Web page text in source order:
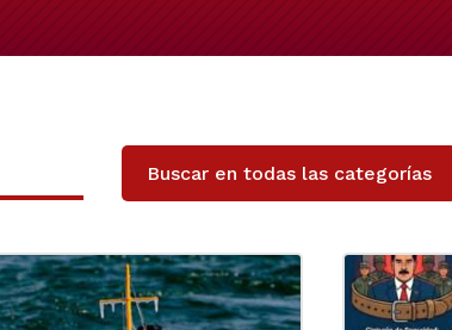
Buscar en todas las categorías